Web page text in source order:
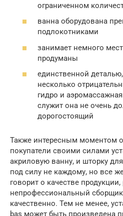
ограниченном
ванна оборудована
подлокотниками
занимает немного
продуманы
единственной
несколько
гидро и
служит она не очень
дорогостоящий
Также интересным моментом
покупатели своими силами
акриловую ванну, и шторку
под силу не каждому, но все
говорит о качестве
непрофессиональный
качественно. Тем не менее,
bas может быть произведена